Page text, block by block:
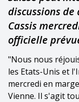
discussions
Cassis
officielle
"Nous nous
les Etats-Unis et
mercredi en
Vienne. Il s'agit